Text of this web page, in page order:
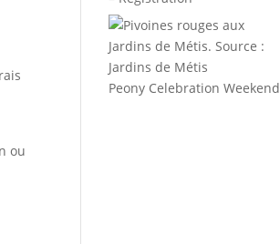
ou
Peony Celebration Weekend